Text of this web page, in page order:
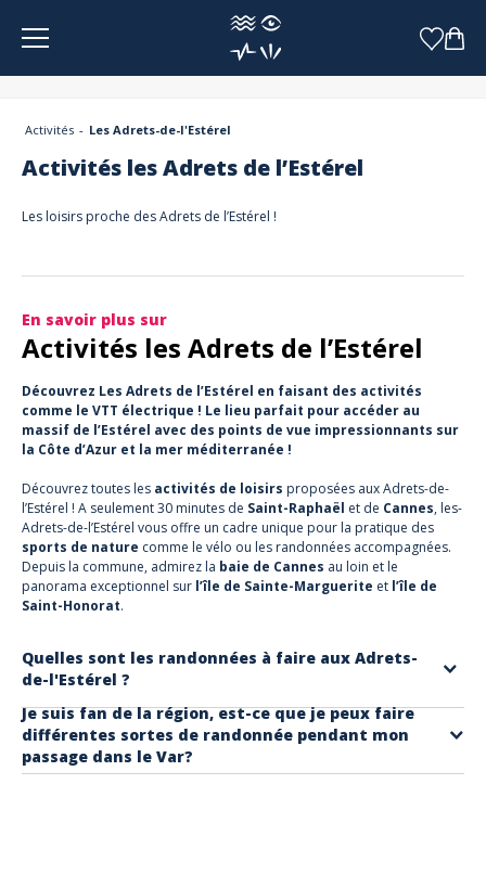
Panneau de gestion des cookies
Activités Les Adrets-de-l'Estérel
Activités les Adrets de l’Estérel
Les loisirs proche des Adrets de l’Estérel !
En savoir plus sur
Activités les Adrets de l’Estérel
Découvrez Les Adrets de l’Estérel en faisant des activités
comme le VTT électrique ! Le lieu parfait pour accéder au
massif de l’Estérel avec des points de vue impressionnants sur
la Côte d’Azur et la mer méditerranée !
Découvrez toutes les activités de loisirs proposées aux Adrets-de-
l’Estérel ! A seulement 30 minutes de Saint-Raphaël et de Cannes, les-
Adrets-de-l’Estérel vous offre un cadre unique pour la pratique des
sports de nature comme le vélo ou les randonnées accompagnées.
Depuis la commune, admirez la baie de Cannes au loin et le
panorama exceptionnel sur l’île de Sainte-Marguerite et l’île de
Saint-Honorat.
Quelles sont les randonnées à faire aux Adrets-
de-l'Estérel ?
Aux Adrets-de-l'Estérel, vous pouvez vivre vos vacances de rêve en
partant en randonnée. Lors d'uneRandonnée découverte et
plantes comestiblesvous pourrez observer la nature et goûter
Je suis fan de la région, est-ce que je peux faire
différentes sortes de randonnée pendant mon
passage dans le Var?